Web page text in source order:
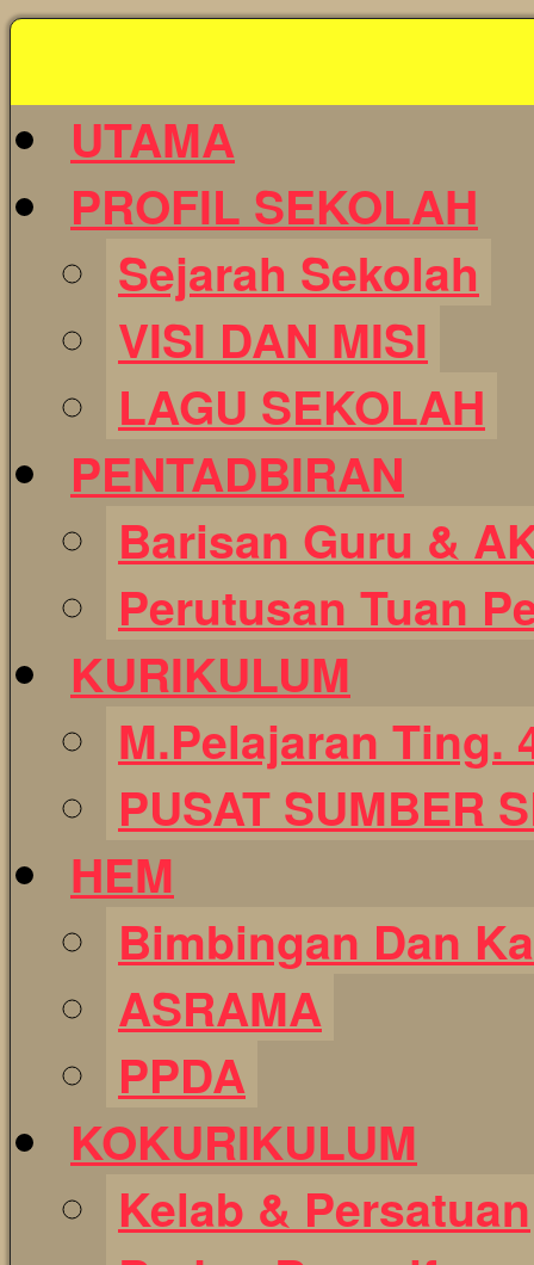
Skip
UTAMA
PROFIL SEKOLAH
Sejarah Sekolah
VISI DAN MISI
LAGU SEKOLAH
PENTADBIRAN
Barisan Guru &
Perutusan Tuan
KURIKULUM
M.Pelajaran Ting.
PUSAT SUMBER
HEM
Bimbingan Dan
ASRAMA
PPDA
KOKURIKULUM
Kelab & Persatuan